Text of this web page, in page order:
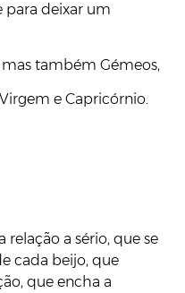
para deixar um
também Gémeos,
e Capricórnio.
relação a sério, que se
cada beijo, que
que encha a